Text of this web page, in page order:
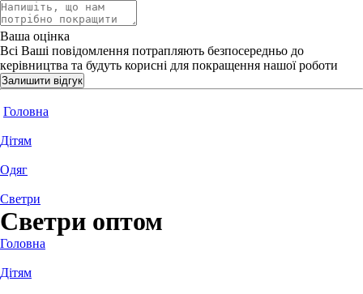
Ваша оцінка
Всі Ваші повідомлення потрапляють безпосередньо до
керівництва та будуть корисні для покращення нашої роботи
Залишити відгук
Головна
Дітям
Одяг
Светри
Светри оптом
Головна
Дітям